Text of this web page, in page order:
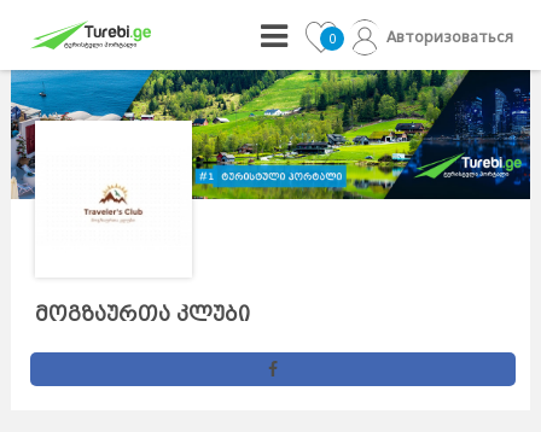
0 Авторизоваться
მოგზაურთა კლუბი